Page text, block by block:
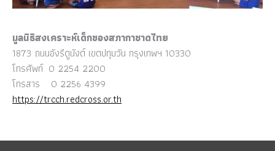
มูลนิธิสงเคราะห์เด็กของสภากาชาดไทย
1873 ถนนอังรีดูนังต์ เขตปทุมวัน กรุงเทพฯ 10330
โทรศัพท์ 0 2254 2200
โทรสาร 0 2256 4399
https://trcch.redcross.or.th